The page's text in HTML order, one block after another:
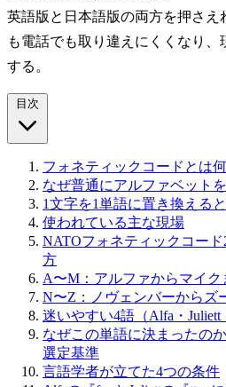
英語版と日本語版の両方を押さ
も電話でも取り違えにくくなり
する。
フォネティックコードとは
なぜ普通にアルファベット
1文字を1単語に置き換える
使われている主な現場
NATOフォネティックコー
方
A〜M：アルファからマイク
N〜Z：ノヴェンバーからズ
迷いやすい4語（Alfa・Juliett
なぜこの単語に決まったの
選定基準
言語学者が立てた4つの条件